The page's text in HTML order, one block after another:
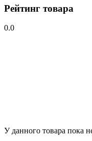
Рейтинг товара
0.0
У данного товара пока